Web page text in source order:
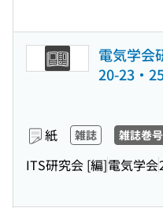
電気学会
20-23・
紙 雑誌 雑誌巻号
ITS研究会 [編]電気学会